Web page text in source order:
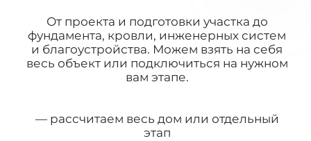
Строительство
От проекта и подготовки участка до
фундамента, кровли, инженерных систем
и благоустройства. Можем взять на себя
весь объект или подключиться на нужном
вам этапе.
— рассчитаем весь дом или отдельный
этап